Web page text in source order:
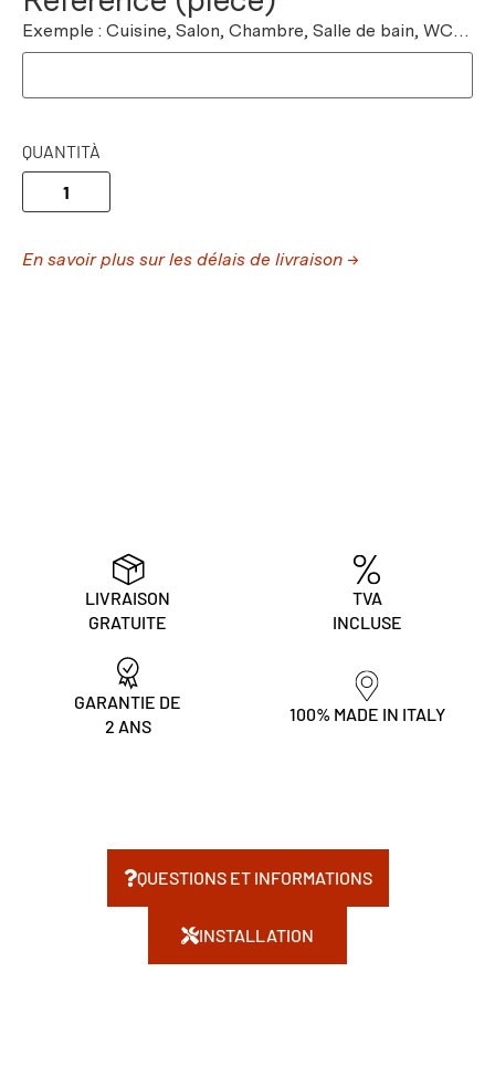
Exemple : Cuisine, Salon, Chambre, Salle de bain, WC…
QUANTITÀ
En savoir plus sur les délais de livraison →
LIVRAISON
GRATUITE
TVA
INCLUSE
GARANTIE DE
2 ANS
100% MADE IN ITALY
QUESTIONS ET INFORMATIONS
INSTALLATION